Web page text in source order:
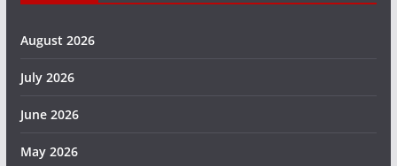
August 2026
July 2026
June 2026
May 2026